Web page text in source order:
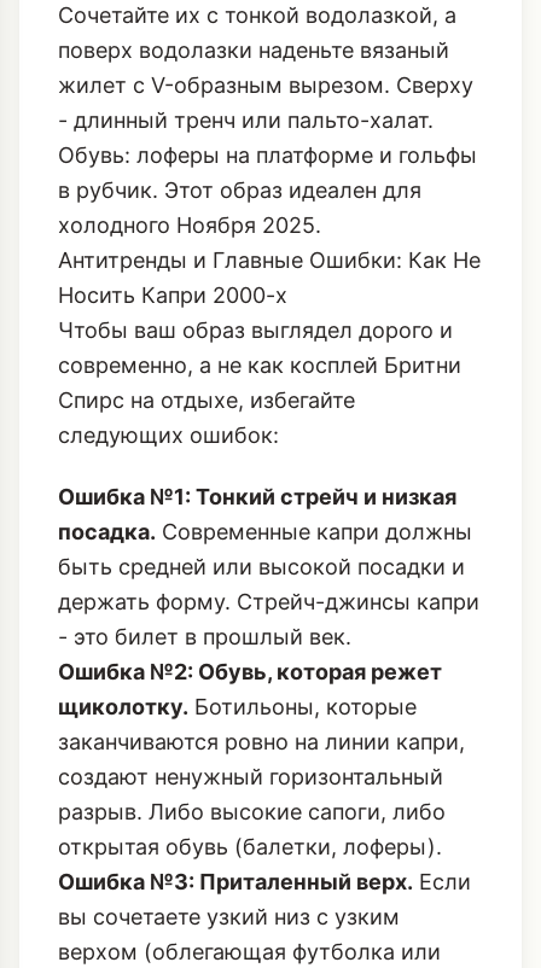
Сочетайте их с тонкой водолазкой, а
поверх водолазки наденьте вязаный
жилет с V-образным вырезом. Сверху
- длинный тренч или пальто-халат.
Обувь: лоферы на платформе и гольфы
в рубчик. Этот образ идеален для
холодного Ноября 2025.
Антитренды и Главные Ошибки: Как Не
Носить Капри 2000-х
Чтобы ваш образ выглядел дорого и
современно, а не как косплей Бритни
Спирс на отдыхе, избегайте
следующих ошибок:
Ошибка №1: Тонкий стрейч и низкая
посадка. Современные капри должны
быть средней или высокой посадки и
держать форму. Стрейч-джинсы капри
- это билет в прошлый век.
Ошибка №2: Обувь, которая режет
щиколотку. Ботильоны, которые
заканчиваются ровно на линии капри,
создают ненужный горизонтальный
разрыв. Либо высокие сапоги, либо
открытая обувь (балетки, лоферы).
Ошибка №3: Приталенный верх. Если
вы сочетаете узкий низ с узким
верхом (облегающая футболка или